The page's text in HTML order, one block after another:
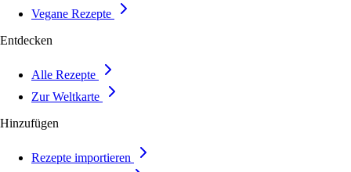
Vegane Rezepte
Entdecken
Alle Rezepte
Zur Weltkarte
Hinzufügen
Rezepte importieren